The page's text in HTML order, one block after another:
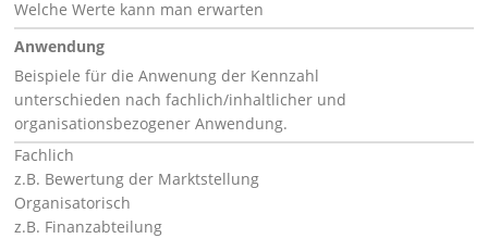
Welche Werte kann man erwarten
Anwendung
Beispiele für die Anwenung der Kennzahl
unterschieden nach fachlich/inhaltlicher und
organisationsbezogener Anwendung.
Fachlich
z.B. Bewertung der Marktstellung
Organisatorisch
z.B. Finanzabteilung